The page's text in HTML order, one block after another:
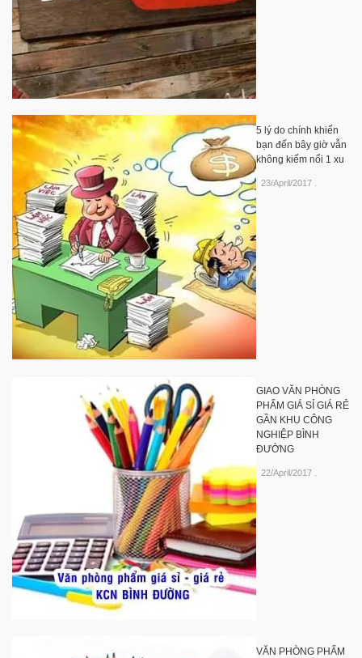
5 lý do chính khiến
bạn đến bây giờ vẫn
không kiếm nổi 1 xu
23/April/2017
GIAO VĂN PHÒNG
PHẨM GIÁ SỈ GIÁ RẺ
GẦN KHU CÔNG
NGHIỆP BÌNH
ĐƯỜNG
22/April/2017
VĂN PHÒNG PHẨM